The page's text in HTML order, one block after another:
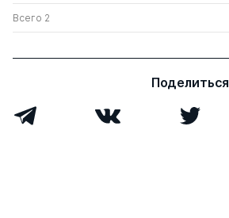
Всего 2
Поделиться